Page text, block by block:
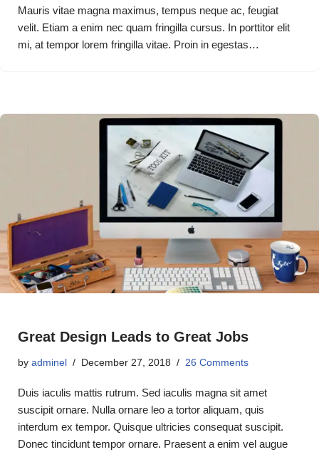
Mauris vitae magna maximus, tempus neque ac, feugiat
velit. Etiam a enim nec quam fringilla cursus. In porttitor elit
mi, at tempor lorem fringilla vitae. Proin in egestas…
Great Design Leads to Great Jobs
by adminel December 27, 2018 26 Comments
Duis iaculis mattis rutrum. Sed iaculis magna sit amet
suscipit ornare. Nulla ornare leo a tortor aliquam, quis
interdum ex tempor. Quisque ultricies consequat suscipit.
Donec tincidunt tempor ornare. Praesent a enim vel augue